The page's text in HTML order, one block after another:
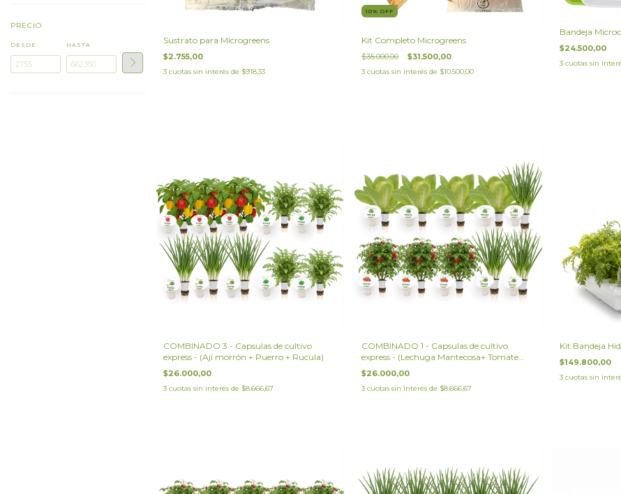
PRECIO
DESDE HASTA Sustrato para Microgreens
$2.755,00
3 cuotas sin interés de $918,33
10% OFF
Kit Completo Microgreens
$35.000,00 $31.500,00
3 cuotas sin interés de $10.500,00
Bandeja
$24.500,00
3 cuotas sin
COMBINADO 3 - Capsulas de cultivo
express - (Ají morrón + Puerro + Rucula)
$26.000,00
3 cuotas sin interés de $8.666,67
COMBINADO 1 - Capsulas de cultivo
express - (Lechuga Mantecosa+ Tomate
Cherry Gourmet+ Puerro)
$26.000,00
3 cuotas sin interés de $8.666,67
Kit Bandeja
$149.800,00
3 cuotas sin